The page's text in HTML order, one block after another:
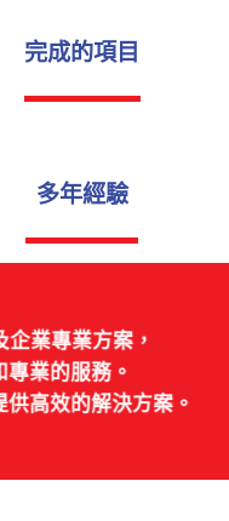
完成的項目
多年經驗
企業專業方案 ，
業的服務。
高效的解決方案。
流程